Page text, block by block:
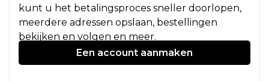
kunt u het betalingsproces sneller doorlopen,
meerdere adressen opslaan, bestellingen
bekijken en volgen en meer.
Een account aanmaken